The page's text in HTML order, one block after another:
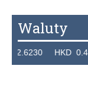
Waluty
HKD